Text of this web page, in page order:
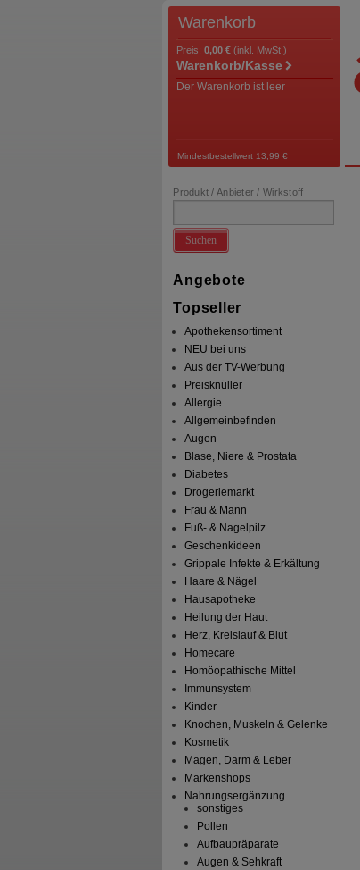
Warenkorb
Preis: 0,00 € (inkl. MwSt.)
Warenkorb/Kasse
Der Warenkorb ist leer
Mindestbestellwert 13,99 €
Produkt / Anbieter / Wirkstoff
Suchen
Angebote
Topseller
Apothekensortiment
NEU bei uns
Aus der TV-Werbung
Preisknüller
Allergie
Allgemeinbefinden
Augen
Blase, Niere & Prostata
Diabetes
Drogeriemarkt
Frau & Mann
Fuß- & Nagelpilz
Geschenkideen
Grippale Infekte & Erkältung
Haare & Nägel
Hausapotheke
Heilung der Haut
Herz, Kreislauf & Blut
Homecare
Homöopathische Mittel
Immunsystem
Kinder
Knochen, Muskeln & Gelenke
Kosmetik
Magen, Darm & Leber
Markenshops
Nahrungsergänzung
sonstiges
Pollen
Aufbaupräparate
Augen & Sehkraft
ENTEROLACTIS Plus Kapseln
Alfasigma GmbH
Kapseln
UVP**
Unser Preis
Sie sparen
MHD: